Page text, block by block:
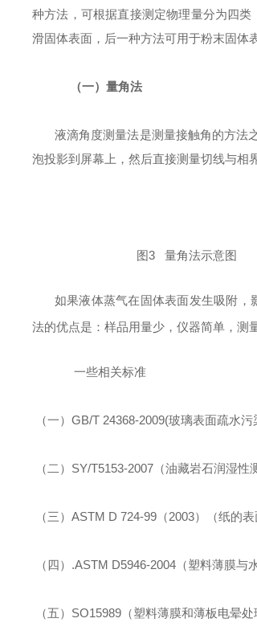
种方法，可根据直接测定物理量分为四类
滑固体表面，后一种方法可用于粉末固体
（一） 量角法
液滴角度测量法是测量接触角的方法
泡投影到屏幕上，然后直接测量切线与相
图3 量角法示意图
如果液体蒸气在固体表面发生吸附
法的优点是：样品用量少，仪器简单，测
一些相关标准
（一） GB/T 24368-2009(玻璃表面疏水污
（二） SY/T5153-2007 （油藏岩石润湿性
（三） ASTM D 724-99 （2003）（纸的表
（四） .ASTM D5946-2004 （塑料薄膜与
（五） SO15989 （塑料薄膜和薄板电晕